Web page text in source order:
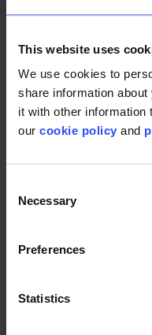
This website uses
We use cookies to
share information
it with other information
our cookie policy and
Selection
Necessary
Preferences
Statistics